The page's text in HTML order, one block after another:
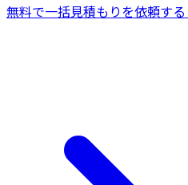
無料で一括見積もりを依頼する